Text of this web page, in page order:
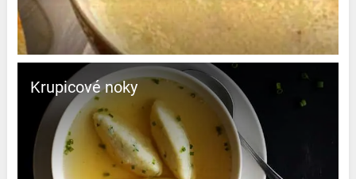
Krupicové noky